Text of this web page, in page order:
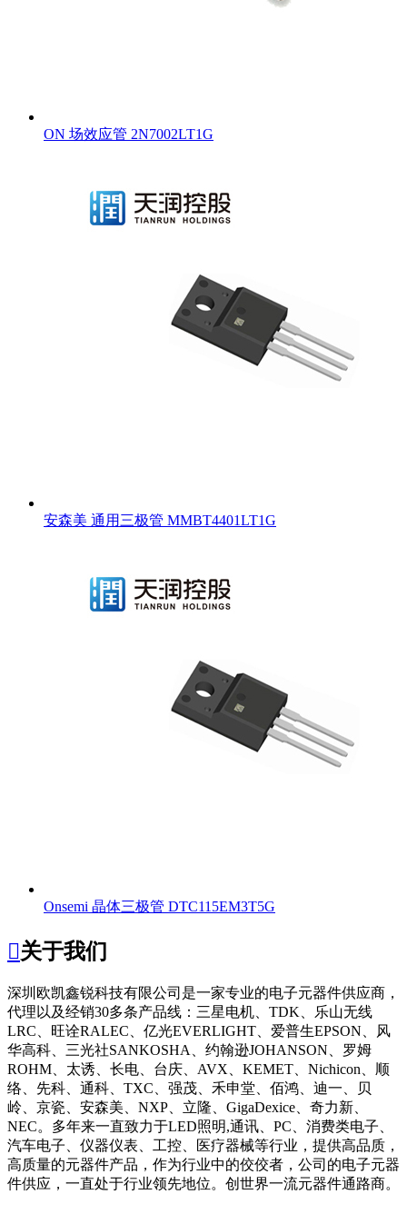
ON 场效应管 2N7002LT1G
安森美 通用三极管 MMBT4401LT1G
Onsemi 晶体三极管 DTC115EM3T5G
关于我们
深圳欧凯鑫锐科技有限公司 是一家专业的电子元器件供应商，
代理以及经销30多条产品线：三星电机、TDK、乐山无线
LRC、旺诠RALEC、亿光EVERLIGHT、爱普生EPSON、风
华高科、三光社SANKOSHA、约翰逊JOHANSON、罗姆
ROHM、太诱、长电、台庆、AVX、KEMET、Nichicon、顺
络、先科、通科、TXC、强茂、禾申堂、佰鸿、迪一、贝
岭、京瓷、安森美、NXP、立隆、GigaDexice、奇力新、
NEC。多年来一直致力于LED照明,通讯、PC、消费类电子、
汽车电子、仪器仪表、工控、医疗器械等行业，提供高品质，
高质量的元器件产品，作为行业中的佼佼者，公司的电子元器
件供应，一直处于行业领先地位。创世界一流元器件通路商。